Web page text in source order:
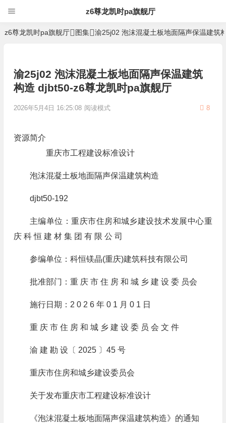
z6尊龙凯时pa旗舰厅
z6尊龙凯时pa旗舰厅 图集 渝25j02 泡沫混凝土板地面隔声保温建筑
渝25j02 泡沫混凝土板地面隔声保温建筑
构造 djbt50-z6尊龙凯时pa旗舰厅
2026年5月4日 16:25:08 8
阅读模式
资源简介
重庆市工程建设标准设计
泡沫混凝土板地面隔声保温建筑构造
djbt50-192
主编单位：重庆市住房和城乡建设技术发展中心重
庆 科 恒 建 材 集 团 有 限 公 司
参编单位：科恒镁晶(重庆)建筑科技有限公司
批准部门：重 庆 市 住 房 和 城 乡 建 设 委 员会
施行日期：2 0 2 6 年 0 1 月 0 1 日
重 庆 市 住 房 和 城 乡 建 设 委 员 会 文 件
渝 建 勘 设〔 2025 〕45 号
重庆市住房和城乡建设委员会
关于发布重庆市工程建设标准设计
《泡沫混凝土板地面隔声保温建筑构造》的通知